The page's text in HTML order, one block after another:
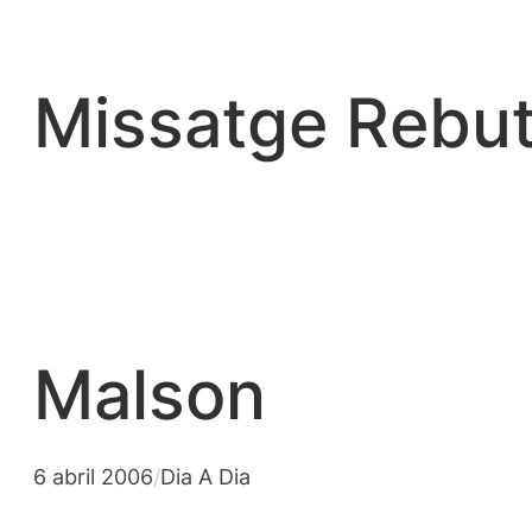
contingut
Missatge
Malson
6 abril 2006/Dia A Dia